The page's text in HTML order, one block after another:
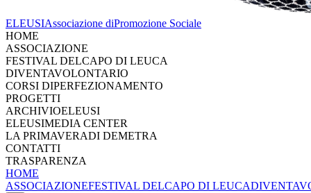
ELEUSIAssociazione diPromozione Sociale
HOME
ASSOCIAZIONE
FESTIVAL DELCAPO DI LEUCA
DIVENTAVOLONTARIO
CORSI DIPERFEZIONAMENTO
PROGETTI
ARCHIVIOELEUSI
ELEUSIMEDIA CENTER
LA PRIMAVERADI DEMETRA
CONTATTI
TRASPARENZA
HOME
ASSOCIAZIONEFESTIVAL DELCAPO DI LEUCADIVENTA